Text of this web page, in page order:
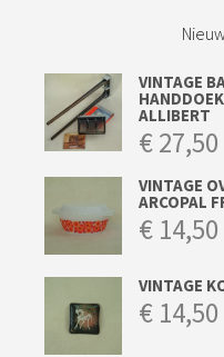
VINTAGE
ALLIBERT
€27,50
VINTAGE
ARCOPAL
€ 14,50
VINTAGE
€ 14,50